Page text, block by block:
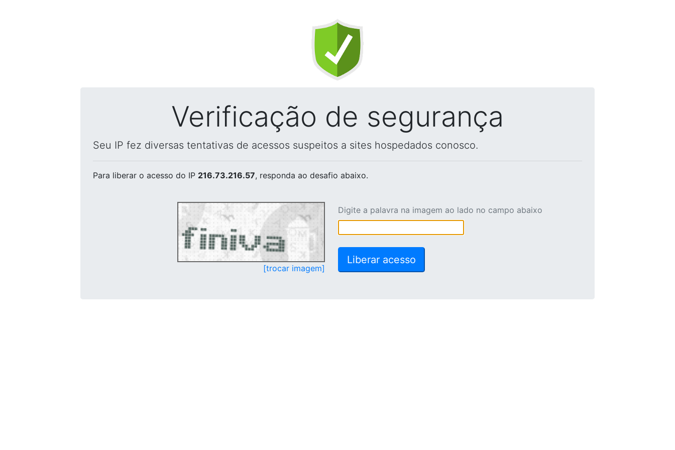
Verificação de segurança
Seu IP fez diversas tentativas de acessos suspeitos a sites hospedados conosco.
Para liberar o acesso do IP 216.73.216.57, responda ao desafio abaixo.
[trocar imagem]
Digite a palavra na imagem ao lado no campo abaixo